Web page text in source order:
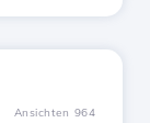
Ansichten 964